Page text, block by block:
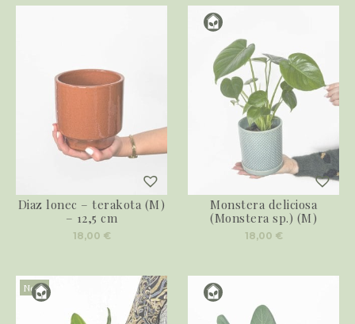
Diaz lonec – terakota (M)
– 12,5 cm
18,00 €
Monstera deliciosa
(Monstera sp.) (M)
18,00 €
Novo